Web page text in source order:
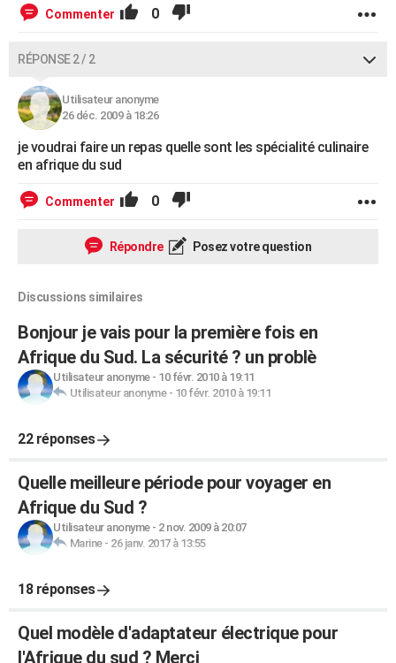
Bricolage
Lifestyle
Culture
Sport
Auto
Television
Voyage
Cinema Commenter 0
RÉPONSE 2 / 2
Utilisateur anonyme
26 déc. 2009 à 18:26
je voudrai faire un repas quelle sont les spécialité culinaire
en afrique du sud
Commenter 0
Répondre Posez votre question
Discussions similaires
Bonjour je vais pour la première fois en
Afrique du Sud. La sécurité ? un problè
Utilisateur anonyme- 10 févr. 2010 à 19:11
Utilisateur anonyme- 10 févr. 2010 à 19:11
22 réponses
Quelle meilleure période pour voyager en
Afrique du Sud ?
Utilisateur anonyme- 2 nov. 2009 à 20:07
Marine- 26 janv. 2017 à 13:55
18 réponses
Quel modèle d'adaptateur électrique pour
l'Afrique du sud ? Merci